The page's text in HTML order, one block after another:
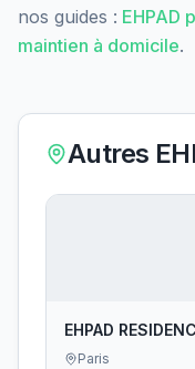
nos guides : EHPAD
maintien à domicile.
Autres
EHPAD
Paris